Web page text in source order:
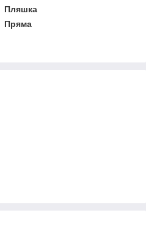
Пляшка
Пряма